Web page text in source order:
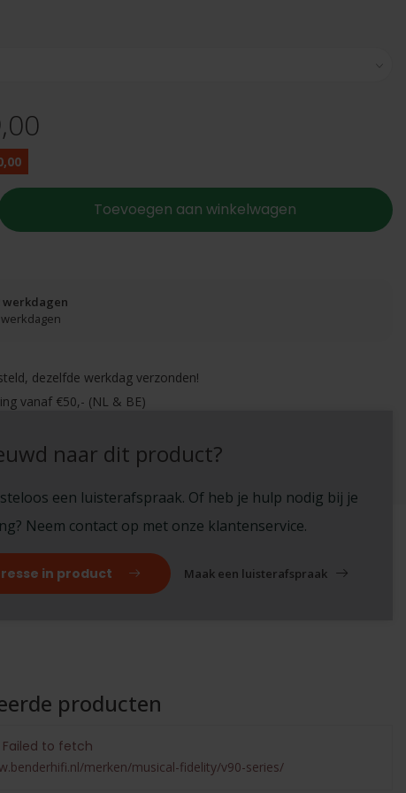
Toevoegen aan winkelwagen
werkdagen
werkdagen
dezelfde werkdag verzonden!
vanaf €50,- (NL & BE)
onze winkel (Arnhem)
naar dit product?
een luisterafspraak. Of heb je hulp nodig bij je
Neem contact op met onze klantenservice.
in product Maak een luisterafspraak
producten
Failed to fetch
merken/musical-fidelity/v90-series/